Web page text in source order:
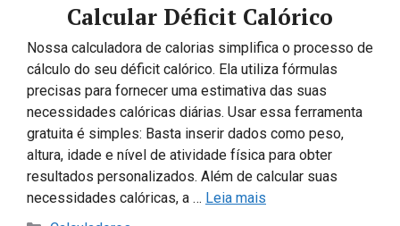
Calcular Déficit Calórico
Nossa calculadora de calorias simplifica o processo de
cálculo do seu déficit calórico. Ela utiliza fórmulas
precisas para fornecer uma estimativa das suas
necessidades calóricas diárias. Usar essa ferramenta
gratuita é simples: Basta inserir dados como peso,
altura, idade e nível de atividade física para obter
resultados personalizados. Além de calcular suas
necessidades calóricas, a … Leia mais